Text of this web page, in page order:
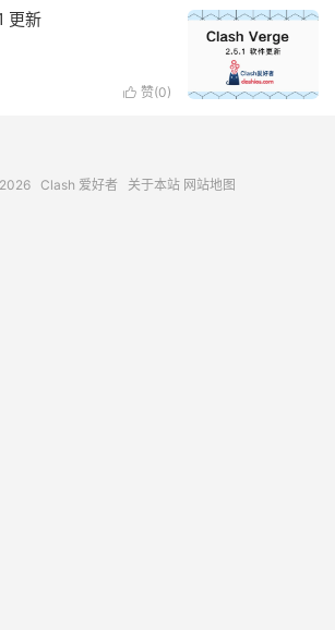
更新
 赞(0)
Clash 爱好者 关于本站 网站地图